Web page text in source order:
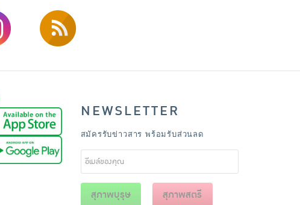
NEWSLETTER
สมัครรับข่าวสาร พร้อมรับส่วนลด
สุภาพบุรุษ สุภาพสตรี